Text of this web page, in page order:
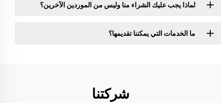
لماذا يجب عليك الشراء منا وليس من الموردين الآخرين؟
ما الخدمات التي يمكننا تقديمها؟
شركتنا